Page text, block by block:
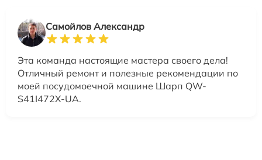
Самойлов Александр
Эта команда настоящие мастера своего дела!
Отличный ремонт и полезные рекомендации по
моей посудомоечной машине Шарп QW-
S41I472X-UA.